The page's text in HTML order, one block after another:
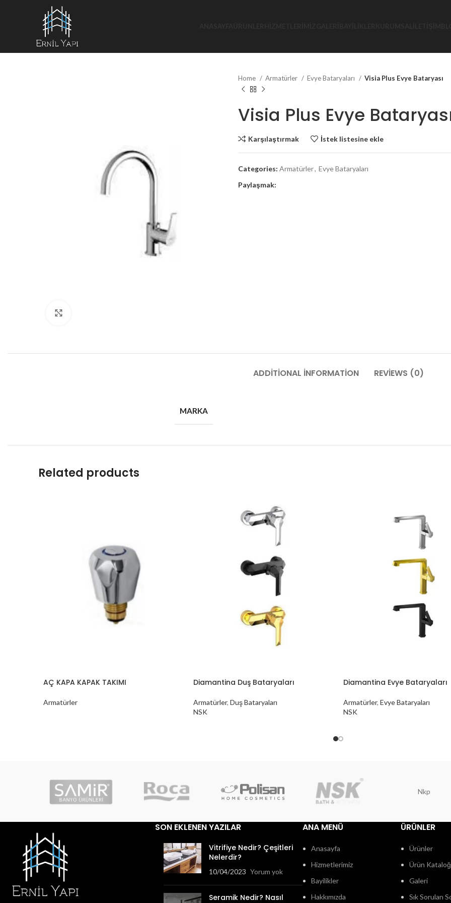
Home Armatürler Evye Bataryaları Visia Plus Evye Bataryası
Visia Plus Evye
Karşılaştırmak İstek listesine ekle
Categories: Armatürler, Evye Bataryaları
Paylaşmak:
ADDITIONAL INFORMATION REVIEWS (0)
MARKA
Related products
AÇ KAPA KAPAK TAKIMI
Armatürler
Diamantina Duş Bataryaları
Armatürler, Duş Bataryaları
NSK
Diamantina Evye Bataryaları
Armatürler, Evye Bataryaları
NSK
Nkp
SON EKLENEN YAZILAR
Vitrifiye Nedir? Çeşitleri
Nelerdir?
10/04/2023 Yorum yok
Seramik Nedir? Nasıl
ANA MENÜ
Anasayfa
Hizmetlerimiz
Bayilikler
Hakkımızda
ÜRÜNLER
Ürünler
Ürün
Galeri
Sık Sorulan